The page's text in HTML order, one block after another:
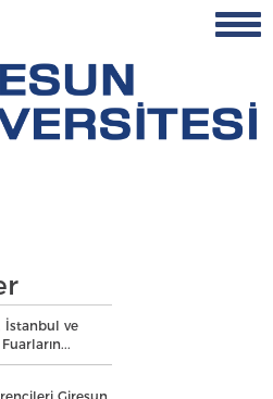
İstanbul ve